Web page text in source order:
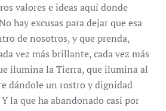
valores e ideas aquí donde
hay excusas para dejar que esa
de nosotros, y que prenda,
vez más brillante, cada vez más
ilumina la Tierra, que ilumina al
dándole un rostro y dignidad
la que ha abandonado casi por